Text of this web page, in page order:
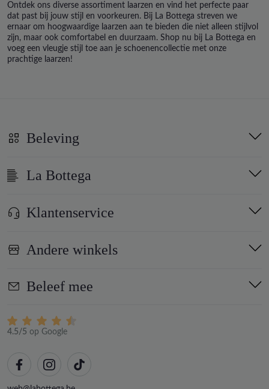
Ontdek ons diverse assortiment laarzen en vind het perfecte paar
dat past bij jouw stijl en voorkeuren. Bij La Bottega streven we
ernaar om hoogwaardige laarzen aan te bieden die niet alleen stijlvol
zijn, maar ook comfortabel en duurzaam. Shop nu bij La Bottega en
voeg een vleugje stijl toe aan je schoenencollectie met onze
prachtige laarzen!
Beleving
La Bottega
Klantenservice
Andere winkels
Beleef mee
4.5/5 op Google